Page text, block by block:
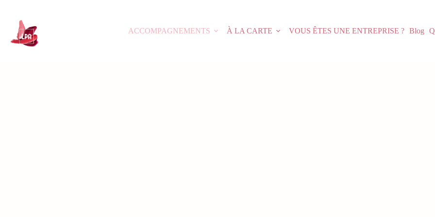
ACCOMPAGNEMENTS À LA CARTE VOUS ÊTES UNE ENTREPRISE ? Blog